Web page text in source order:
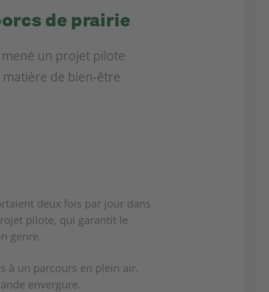
de prairie
mené un projet pilote
de bien-être
deux fois par jour dans
pilote, qui garantit le
genre.
à un parcours en plein air.
envergure.